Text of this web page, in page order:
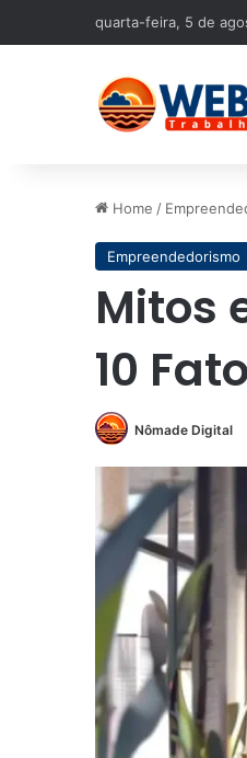
quarta-feira, 5 de
Home /
Empreendedorismo
Mitos
10
Nômade Digital